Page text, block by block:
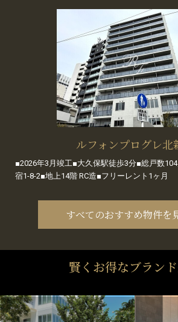
ルフォンプログレ北
■2026年3月竣工■大久保駅徒歩3分■総戸数
宿1-8-2■地上14階 RC造■フリーレント1ヶ月
すべてのおすすめ物件を
賢くお得なブラン